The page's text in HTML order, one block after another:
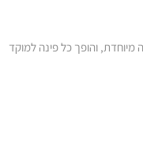
מיוחדת, והופך כל פינה למוקד